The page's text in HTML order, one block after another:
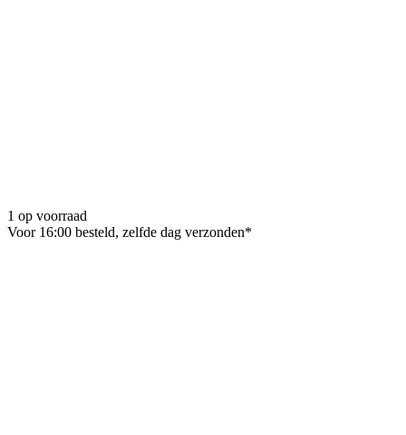
1 op voorraad
Voor 16:00 besteld, zelfde dag verzonden*